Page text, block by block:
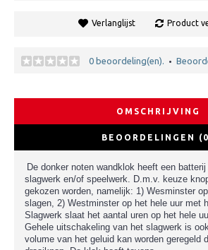
Verlanglijst Product
0 beoordeling(en). •
OMSCHRIJVING
BEOORDELINGEN
De donker noten wandklok heeft een
slagwerk en/of speelwerk. D.m.v. keuze
gekozen worden, namelijk: 1) Wesminster
slagen, 2) Westminster op het hele uur met
Slagwerk slaat het aantal uren op het hele
Gehele uitschakeling van het slagwerk is
volume van het geluid kan worden geregeld